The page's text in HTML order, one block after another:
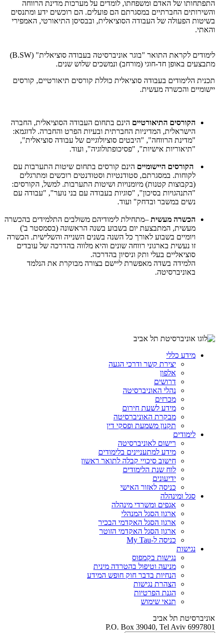
התפתחותו של האדם ומשפחתו, לומדים על מערכות מדינת הרווחה
והשירותים החברתיים במסגרתם הם פועלים. הם רוכשים ידע ומתנסים
בשיטות הפעולה של העבודה הסוציאלית, ובבסיסן התיאורטי, האמפירי
והאתי.
לימודים לקראת התואר "בוגר אוניברסיטה בעבודה סוציאלית" (B.SW)
מתבצעים באופן חד-חוגי (מורחב) ונמשכים שלוש שנים.
תכנית הלימודים בעבודה סוציאלית כוללת קורסים תיאורטיים, קורסים
יישומיים והכשרה מעשית.
הקורסים התיאורטיים הינם בתחום העבודה הסוציאלית, החברה
הישראלית, המדיניות החברתית ובעיות הפרט והחברה. לדוגמא:
"מדינת הרווחה", "היבטים סוציולוגיים של עבודה סוציאלית",
"תיאוריות אישיות", "פסיכופתולוגיה", ועוד.
הקורסים היישומיים הינם קורסים בתחום שיטות התערבות עם
לקוחות. במסגרתם, סטודנטיות וסטודנטים רוכשים ומתרגלים
(בקבוצות קטנות) מיומנויות ושיטות התערבות. למשל, הקורסים:
"התנהגויות בסיכון", "סוגיות בעבודה עם בני נוער", "עבודה עם
נשים במשבר ובדחק" ועוד.
הכשרה מעשית –מתחילת לימודיהם משולבים התלמידים בהכשרה
מעשית, המתבצעת יום בשבוע בשנה הראשונה (בסמסטר ב')
ויומיים בשבוע לאורך כל השנה בשנים השנייה והשלישית. הכשרה
זו נעשית בארגוני רווחה שונים והיא מלווה בהדרכה של עובדים
סוציאליים בעלי ותק וניסיון בהדרכה.
הלמידה בשדה מאפשרת ליישם בצורה מבוקרת את הנלמד
באוניברסיטה.
מידע כללי
יצירת קשר ודרכי הגעה
אלפון
דרושים
נהלי האוניברסיטה
מכרזים
מידע לשעת חירום
מבקרת האוניברסיטה
תקנון משמעת ופסקי דין
לימודים
רישום לאוניברסיטה
מידע למתעניינים בלימודים
חישוב סיכויי קבלה לתואר ראשון
לוח שנת הלימודים
ידיעונים
כניסה לאזור האישי
סגל ומינהלה
אגפים ומשרדי מינהלה
ארגון הסגל המנהלי
ארגון הסגל האקדמי הבכיר
ארגון הסגל האקדמי הזוטר
כניסה ל-My Tau
נגישות
נגישות בקמפוס
מניעה וטיפול בהטרדה מינית
הנחיות בדבר חוק חופש המידע
הצהרת נגישות
הגנת הפרטיות
תנאי שימוש
אוניברסיטת תל אביב
P.O. Box 39040, Tel Aviv 6997801